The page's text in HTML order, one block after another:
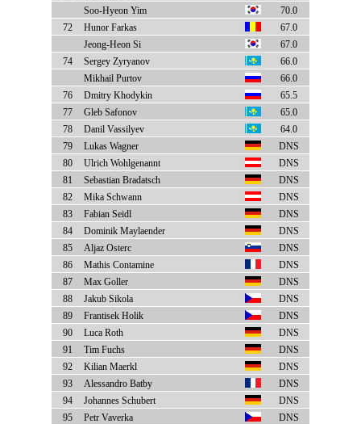
Soo-Hyeon Yim
70.0
72
Hunor Farkas
67.0
Jeong-Heon Si
67.0
74
Sergey Zyryanov
66.0
Mikhail Purtov
66.0
76
Dmitry Khodykin
65.5
77
Gleb Safonov
65.0
78
Danil Vassilyev
64.0
79
Lukas Wagner
DNS
80
Ulrich Wohlgenannt
DNS
81
Sebastian Bradatsch
DNS
82
Mika Schwann
DNS
83
Fabian Seidl
DNS
84
Dominik Maylaender
DNS
85
Aljaz Osterc
DNS
86
Mathis Contamine
DNS
87
Max Goller
DNS
88
Jakub Sikola
DNS
89
Frantisek Holik
DNS
90
Luca Roth
DNS
91
Tim Fuchs
DNS
92
Kilian Maerkl
DNS
93
Alessandro Batby
DNS
94
Johannes Schubert
DNS
95
Petr Vaverka
DNS